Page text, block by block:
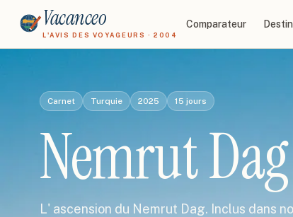
Vacanceo
L'AVIS DES VOYAGEURS · 2004
Comparateur
Carnet Turquie 2025 15 jours
Nemrut Dag
L' ascension du Nemrut Dag. Inclus dans